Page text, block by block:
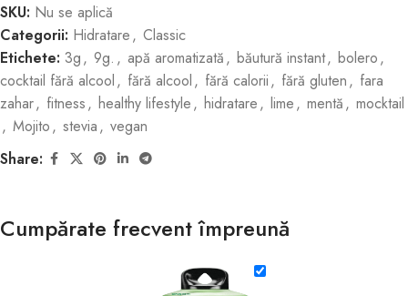
SKU: Nu se aplică
Categorii: Hidratare, Classic
Etichete: 3g, 9g. , apă aromatizată, băutură instant, bolero,
cocktail fără alcool, fără alcool, fără calorii, fără gluten, fara
zahar, fitness, healthy lifestyle, hidratare, lime, mentă, mocktail
, Mojito, stevia, vegan
Share:
Cumpărate frecvent împreună